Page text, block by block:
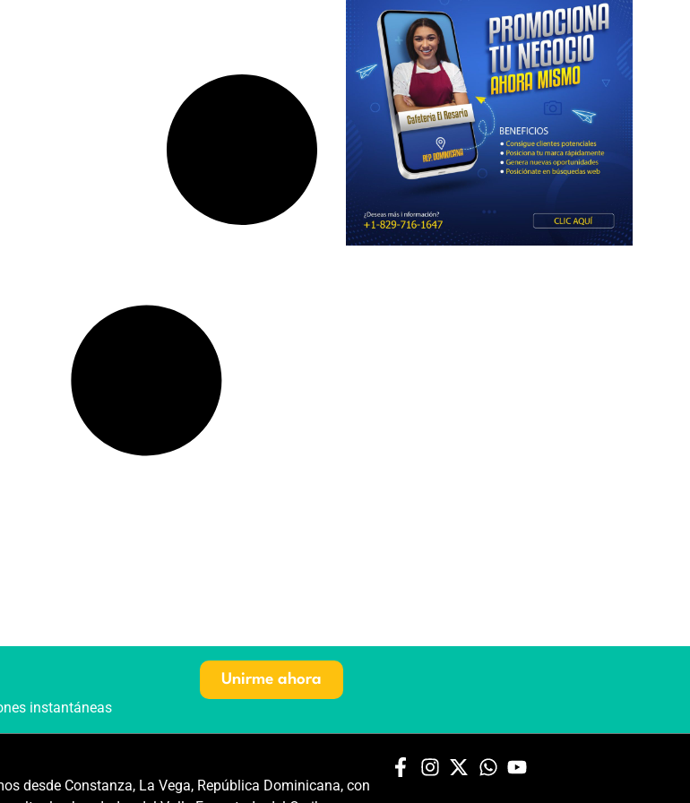
instantáneas
Unirme ahora
desde Constanza, La Vega, República Dominicana, con